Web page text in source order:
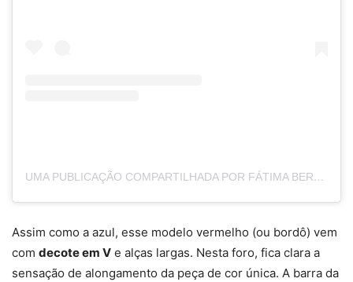
UMA PUBLICAÇÃO COMPARTILHADA POR FÁTIMA BERNARDES (@FATIMABERNARDES)
Assim como a azul, esse modelo vermelho (ou bordô) vem
com decote em V e alças largas. Nesta foro, fica clara a
sensação de alongamento da peça de cor única. A barra da